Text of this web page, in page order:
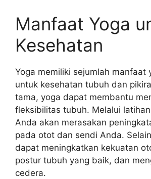
Manfaat Yoga
Kesehatan
Yoga memiliki sejumlah manfaat
untuk kesehatan tubuh dan
tama, yoga dapat membantu
fleksibilitas tubuh. Melalui
Anda akan merasakan
pada otot dan sendi Anda.
dapat meningkatkan kekuatan
postur tubuh yang baik, dan
cedera.